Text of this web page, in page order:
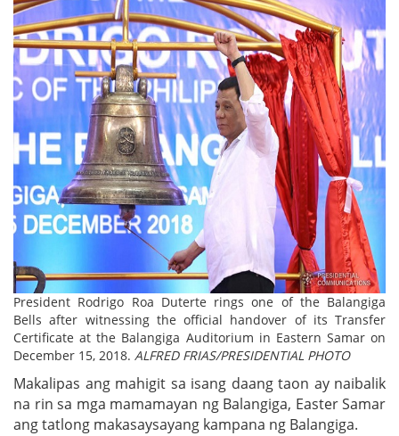
President Rodrigo Roa Duterte rings one of the Balangiga
Bells after witnessing the official handover of its Transfer
Certificate at the Balangiga Auditorium in Eastern Samar on
December 15, 2018. ALFRED FRIAS/PRESIDENTIAL PHOTO
Makalipas ang mahigit sa isang daang taon ay naibalik
na rin sa mga mamamayan ng Balangiga, Easter Samar
ang tatlong makasaysayang kampana ng Balangiga.